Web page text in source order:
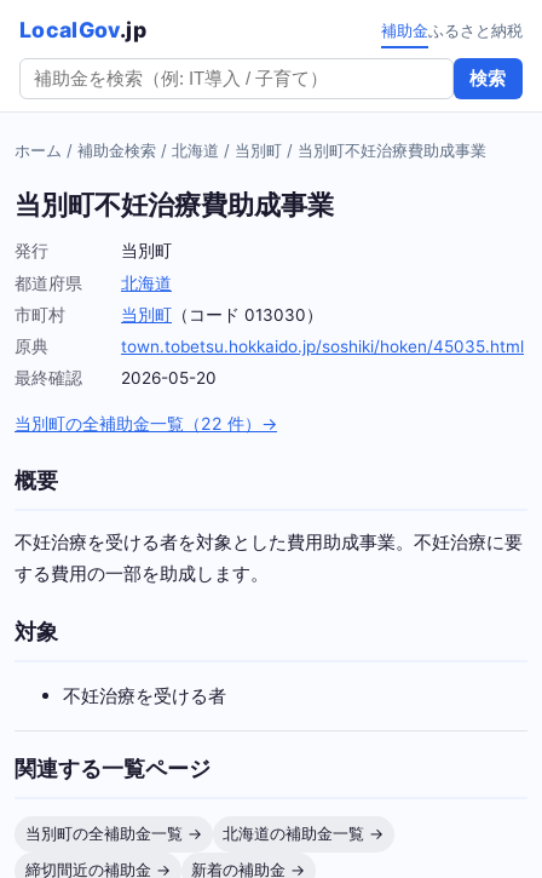
LocalGov.jp
検索
補助金ふるさと納税
ホーム / 補助金検索 / 北海道 / 当別町 / 当別町不妊治療費助成事業
当別町不妊治療費助成事業
発行
当別町
都道府県
北海道
市町村
当別町 （コード 013030）
原典
town.tobetsu.hokkaido.jp/soshiki/hoken/45035.html
最終確認
2026-05-20
当別町の全補助金一覧（22 件）→
概要
不妊治療を受ける者を対象とした費用助成事業。不妊治療に要
する費用の一部を助成します。
対象
不妊治療を受ける者
関連する一覧ページ
当別町の全補助金一覧 →
北海道の補助金一覧 →
締切間近の補助金 →
新着の補助金 →